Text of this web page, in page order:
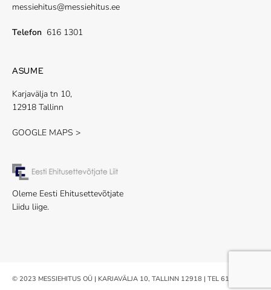
messiehitus@messiehitus.ee
Telefon 616 1301
ASUME
Karjavälja tn 10,
12918 Tallinn
GOOGLE MAPS >
Oleme Eesti Ehitusettevõtjate
Liidu liige.
© 2023 MESSIEHITUS OÜ | KARJAVÄLJA 10, TALLINN 12918 | TEL 616 1301